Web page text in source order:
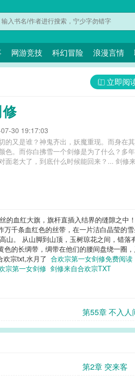
网游竞技 科幻冒险 浪漫言情
立即阅
30 19:17:03
的又是谁？神鬼齐出，妖魔重现。而身在
色。而你白拂雪一个剑修是为了什么？多
... 剑修来自合欢宗全文免费阅读,剑修来自合欢宗完整版,剑修来自合欢
的血红大旗，旗杆直插入结界的缝隙之
千条血红色的丝带，在一片洁白晶莹的
山。 从山脚到山顶，玉树琼花之间，错
的长绸带，绸带在他们的腰间盘绕一圈
欢宗txt,水月了 合欢宗第一女剑修免费阅读
宗第一女剑修 剑修来自合欢宗TXT
第55章 不入人
第2章 突来客